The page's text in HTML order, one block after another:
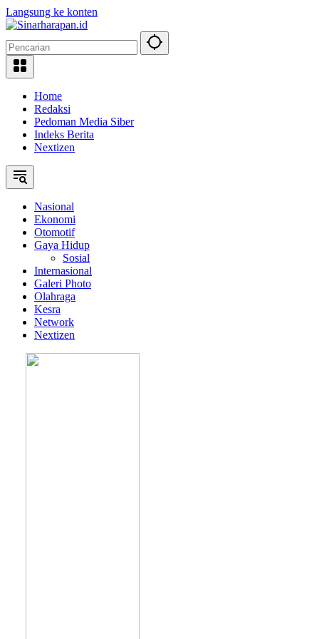
Langsung ke konten
Home
Redaksi
Pedoman Media Siber
Indeks Berita
Nextizen
Nasional
Ekonomi
Otomotif
Gaya Hidup
Sosial
Internasional
Galeri Photo
Olahraga
Kesra
Network
Nextizen